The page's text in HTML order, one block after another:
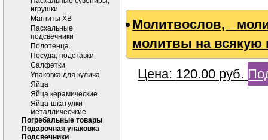
игрушки
Магниты ХВ
Пасхальные
подсвечники
Полотенца
Посуда, подставки
Салфетки
Упаковка для кулича
Яйца
Яйца керамические
Яйца-шкатулки
металличесчкие
Погребальные товары
Подарочная упаковка
Подсвечники
Молитвослов,
молитвы на всякую
Цена: 120.00 руб.